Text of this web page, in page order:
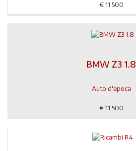
€ 11.500
BMW Z3 1.8
Auto d'epoca
€ 11.500